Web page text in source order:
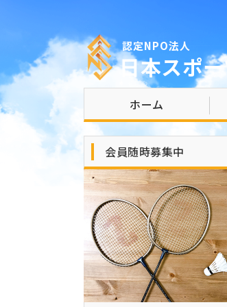
認定NPO法人
日本スポ
ホーム
会員随時募集中